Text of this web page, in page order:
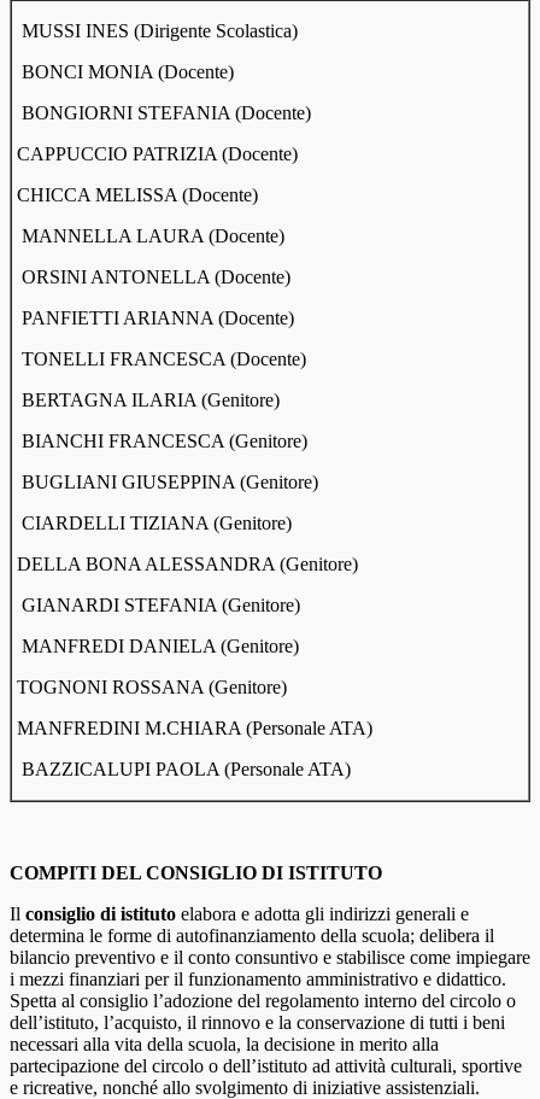
MUSSI INES (Dirigente Scolastica)
BONCI MONIA (Docente)
BONGIORNI STEFANIA (Docente)
CAPPUCCIO PATRIZIA (Docente)
CHICCA MELISSA (Docente)
MANNELLA LAURA (Docente)
ORSINI ANTONELLA (Docente)
PANFIETTI ARIANNA (Docente)
TONELLI FRANCESCA (Docente)
BERTAGNA ILARIA (Genitore)
BIANCHI FRANCESCA (Genitore)
BUGLIANI GIUSEPPINA (Genitore)
CIARDELLI TIZIANA (Genitore)
DELLA BONA ALESSANDRA (Genitore)
GIANARDI STEFANIA (Genitore)
MANFREDI DANIELA (Genitore)
TOGNONI ROSSANA (Genitore)
MANFREDINI M.CHIARA (Personale ATA)
BAZZICALUPI PAOLA (Personale ATA)
COMPITI DEL CONSIGLIO DI ISTITUTO
Il consiglio di istituto elabora e adotta gli indirizzi generali e
determina le forme di autofinanziamento della scuola; delibera il
bilancio preventivo e il conto consuntivo e stabilisce come impiegare
i mezzi finanziari per il funzionamento amministrativo e didattico.
Spetta al consiglio l’adozione del regolamento interno del circolo o
dell’istituto, l’acquisto, il rinnovo e la conservazione di tutti i beni
necessari alla vita della scuola, la decisione in merito alla
partecipazione del circolo o dell’istituto ad attività culturali, sportive
e ricreative, nonché allo svolgimento di iniziative assistenziali.